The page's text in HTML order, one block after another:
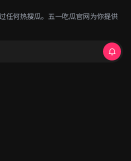
任何热搜瓜。五一吃瓜官网为你提供